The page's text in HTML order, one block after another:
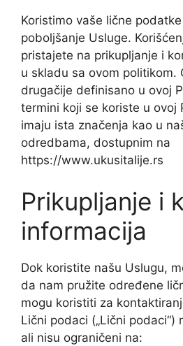
Koristimo vaše lične
poboljšanje Usluge.
pristajete na prikupljanje i
u skladu sa ovom politikom.
drugačije definisano u ovoj
termini koji se koriste u ovoj
imaju ista značenja kao u
odredbama, dostupnim na
https://www.ukusitalije.rs
Prikupljanje i
informacija
Dok koristite našu Uslugu,
da nam pružite određene
mogu koristiti za
Lični podaci („Lični podaci“)
ali nisu ograničeni na: